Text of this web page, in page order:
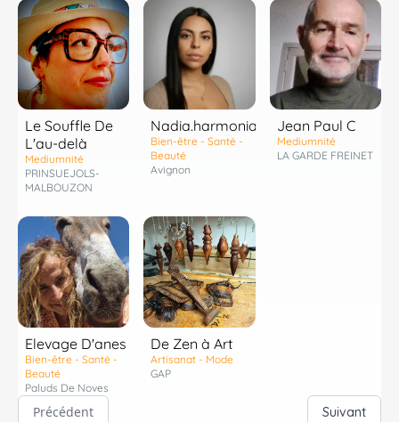
Le Souffle De
L'au-delà
Mediumnité
PRINSUEJOLS-
MALBOUZON
Nadia.harmonia
Bien-être - Santé -
Beauté
Avignon
Jean Paul C
Mediumnité
LA GARDE FREINET
Elevage D'anes
Bien-être - Santé -
Beauté
Paluds De Noves
De Zen à Art
Artisanat - Mode
GAP
Précédent Suivant